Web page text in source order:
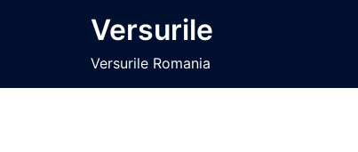
Versurile
Versurile Romania